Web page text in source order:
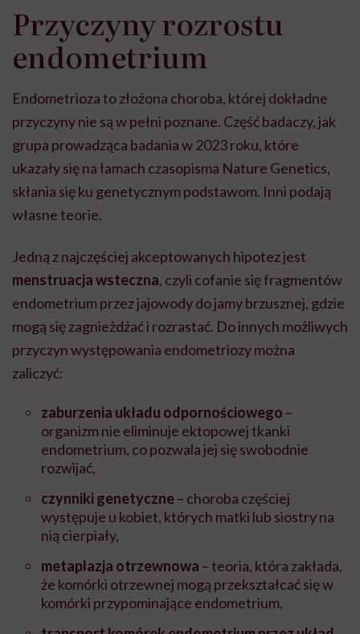
Przyczyny rozrostu
endometrium
Endometrioza to złożona choroba, której dokładne
przyczyny nie są w pełni poznane. Część badaczy, jak
grupa prowadząca badania w 2023 roku, które
ukazały się na łamach czasopisma Nature Genetics,
skłania się ku genetycznym podstawom. Inni podają
własne teorie.
Jedną z najczęściej akceptowanych hipotez jest
menstruacja wsteczna, czyli cofanie się fragmentów
endometrium przez jajowody do jamy brzusznej, gdzie
mogą się zagnieżdżać i rozrastać. Do innych możliwych
przyczyn występowania endometriozy można
zaliczyć:
zaburzenia układu odpornościowego –
organizm nie eliminuje ektopowej tkanki
endometrium, co pozwala jej się swobodnie
rozwijać,
czynniki genetyczne– choroba częściej
występuje u kobiet, których matki lub siostry na
nią cierpiały,
metaplazja otrzewnowa – teoria, która zakłada,
że komórki otrzewnej mogą przekształcać się w
komórki przypominające endometrium,